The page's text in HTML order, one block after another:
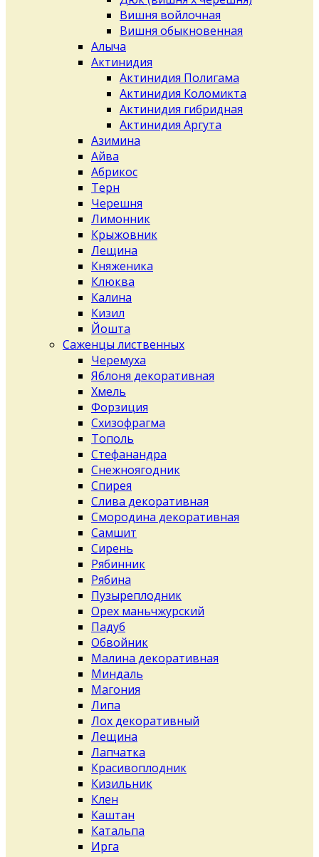
Вишня войлочная
Вишня обыкновенная
Алыча
Актинидия
Актинидия Полигама
Актинидия Коломикта
Актинидия гибридная
Актинидия Аргута
Азимина
Айва
Абрикос
Терн
Черешня
Лимонник
Крыжовник
Лещина
Княженика
Клюква
Калина
Кизил
Йошта
Саженцы лиственных
Черемуха
Яблоня декоративная
Хмель
Форзиция
Схизофрагма
Тополь
Стефанандра
Снежноягодник
Спирея
Слива декоративная
Смородина декоративная
Самшит
Сирень
Рябинник
Рябина
Пузыреплодник
Орех маньчжурский
Падуб
Обвойник
Малина декоративная
Миндаль
Магония
Липа
Лох декоративный
Лещина
Лапчатка
Красивоплодник
Кизильник
Клен
Каштан
Катальпа
Ирга